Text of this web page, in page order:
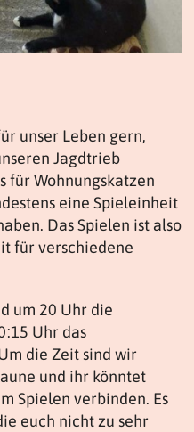
unser Leben gern,
Jagdtrieb
für Wohnungskatzen
eine Spieleinheit
Das Spielen ist also
für verschiedene
um 20 Uhr die
Uhr das
die Zeit sind wir
und ihr könntet
Spielen verbinden. Es
euch nicht zu sehr